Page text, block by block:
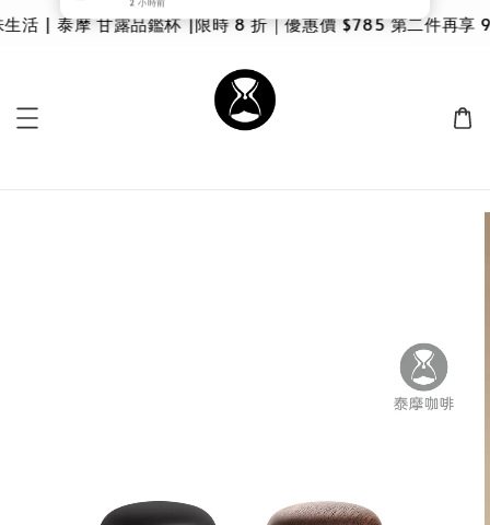
| 泰摩 甘露品鑑杯 |限時 8 折｜優惠價 $785 第二件再享 95